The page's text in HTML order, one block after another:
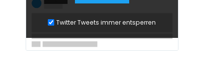
Twitter Tweets immer entsperren